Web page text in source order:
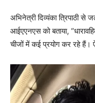
अभिनेत्री दिव्यंका त्रिपाठी
आईएएनएस को बताया,
चीजों में कई प्रयोग कर रहे हैं।